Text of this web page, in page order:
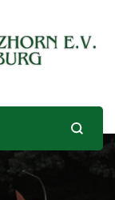
e.V. von